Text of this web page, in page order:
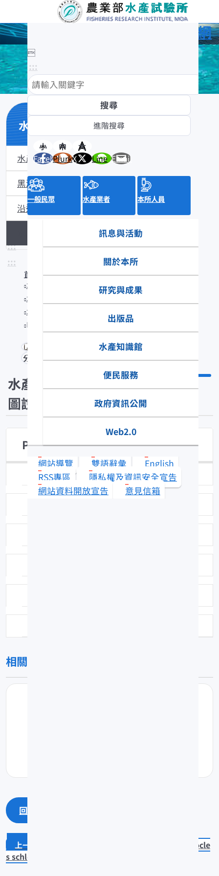
農業部水產試驗所全球資訊網

:::
小 中
大
Facebook
PlurkX Line Email
一般民眾 水產業者 本所人員
訊息與活動
關於本所
研究與成果
出版品
水產知識館
便民服務
政府資訊公開
Web2.0
網站導覽 雙語辭彙
English
RSS專區
隱私權及資訊安全宣告
網站資料開放宣告
意見信箱
:::
水產數位典藏
水產數位典藏介紹
黑潮漁業數位典藏
沿近海標本數位典藏
:::
首頁
水產知識館
水產數位典藏
水產生物圖說
Pennahia argentata
分享
水產生物
圖說
Pennahia argentata
日期：94-03-31
相關圖片
回上一頁
Erythrocle
s schlegel